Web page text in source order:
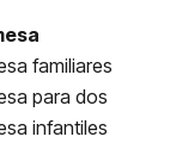
familiares
para dos
infantiles